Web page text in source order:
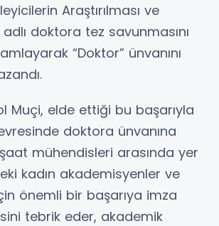
Araştırılması ve
doktora tez savunmasını
“Doktor” ünvanını
Muçi, elde ettiği bu başarıyla
doktora ünvanına
mühendisleri arasında yer
kadın akademisyenler ve
önemli bir başarıya imza
tebrik eder, akademik